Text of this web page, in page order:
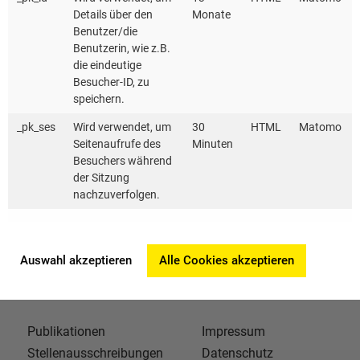
Publikationen
Stellenausschreibungen
Impressum
Datenschutz
Details über den
Benutzer/die
Benutzerin, wie z.B.
die eindeutige
Besucher-ID, zu
speichern.
Monate
_pk_ses
Wird verwendet, um
Seitenaufrufe des
Besuchers während
der Sitzung
nachzuverfolgen.
30
Minuten
HTML Matomo
Auswahl akzeptieren Alle Cookies akzeptieren